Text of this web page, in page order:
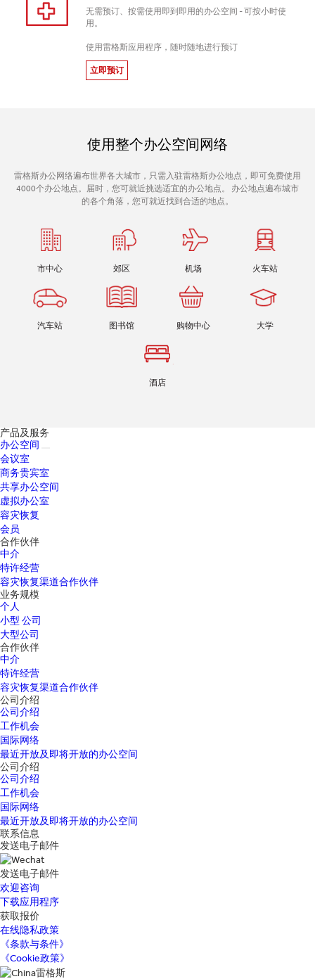
无需预订、按需使用即到即用的办公空间 - 可按小时使
用。
使用雷格斯应用程序，随时随地进行预订
立即预订
使用整个办公空间网络
雷格斯办公网络遍布世界各大城市，只需入驻雷格斯办公地点，即可免费使用
4000个办公地点。届时，您可就近挑选适宜的办公地点。 办公地点遍布城市
的各个角落，您可就近找到合适的地点。
市中心 郊区 机场 火车站
汽车站 图书馆 购物中心 大学
酒店
产品及服务
办公空间
会议室
商务贵宾室
共享办公空间
虚拟办公室
容灾恢复
会员
合作伙伴
中介
特许经营
容灾恢复渠道合作伙伴
业务规模
个人
小型 公司
大型公司
合作伙伴
中介
特许经营
容灾恢复渠道合作伙伴
公司介绍
公司介绍
工作机会
国际网络
最近开放及即将开放的办公空间
公司介绍
公司介绍
工作机会
国际网络
最近开放及即将开放的办公空间
联系信息
发送电子邮件
发送电子邮件
欢迎咨询
下载应用程序
获取报价
在线隐私政策
《条款与条件》
《Cookie政策》